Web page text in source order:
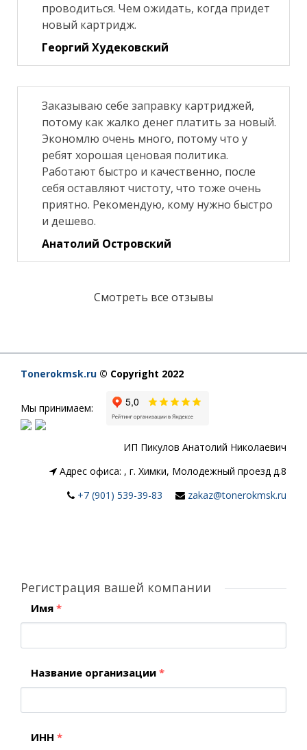
проводиться. Чем ожидать, когда придет
новый картридж.
Георгий Худековский
Заказываю себе заправку картриджей,
потому как жалко денег платить за новый.
Экономлю очень много, потому что у
ребят хорошая ценовая политика.
Работают быстро и качественно, после
себя оставляют чистоту, что тоже очень
приятно. Рекомендую, кому нужно быстро
и дешево.
Анатолий Островский
Смотреть все отзывы
Tonerokmsk.ru © Copyright 2022
Мы принимаем:
ИП Пикулов Анатолий Николаевич
Адрес офиса: , г. Химки, Молодежный проезд д.8
+7 (901) 539-39-83
zakaz@tonerokmsk.ru
Регистрация вашей компании
Имя *
Название организации *
ИНН *